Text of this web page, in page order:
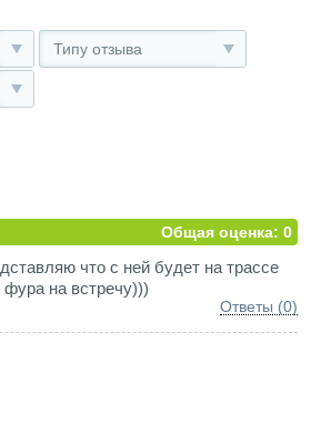
Типу отзыва
Общая оценка: 0
что с ней будет на трассе
на встречу)))
Ответы (0)